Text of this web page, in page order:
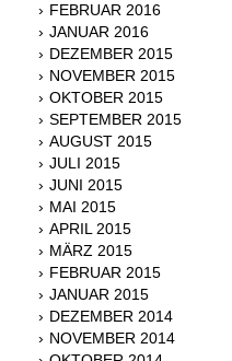
FEBRUAR 2016
JANUAR 2016
DEZEMBER 2015
NOVEMBER 2015
OKTOBER 2015
SEPTEMBER 2015
AUGUST 2015
JULI 2015
JUNI 2015
MAI 2015
APRIL 2015
MÄRZ 2015
FEBRUAR 2015
JANUAR 2015
DEZEMBER 2014
NOVEMBER 2014